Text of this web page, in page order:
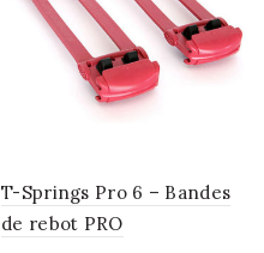
T-Springs Pro 6 – Bandes
de rebot PRO